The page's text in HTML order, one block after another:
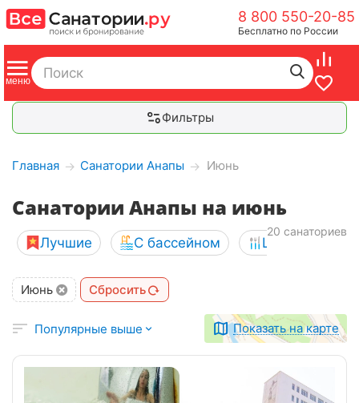
8 800 550-20-85
Бесплатно по России
Фильтры
Главная → Санатории Анапы → Июнь
Санатории Анапы на июнь
20 санаториев
Лучшие С бассейном Шведский
Июнь Сбросить
Популярные выше Показать на карте